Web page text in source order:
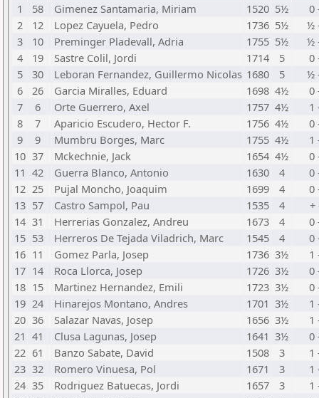
1
58 Gimenez Santamaria, Miriam 1520 5½
0
2
12 Lopez Cayuela, Pedro 1736 5½
½
3
10 Preminger Pladevall, Adria 1755 5½
½
4
19 Sastre Colil, Jordi 1714 5
0
5
30 Leboran Fernandez, Guillermo Nicolas 1680 5
½
6
26 Garcia Miralles, Eduard 1698 4½
0
7
6 Orte Guerrero, Axel 1757 4½
1
8
7 Aparicio Escudero, Hector F. 1756 4½
0
9
9 Mumbru Borges, Marc 1755 4½
1
10 37 Mckechnie, Jack 1654 4½
0
11 42 Guerra Blanco, Antonio 1630 4
0
12 25 Pujal Moncho, Joaquim 1699 4
0
13 57 Castro Sampol, Pau 1535 4
+
14 31 Herrerias Gonzalez, Andreu 1673 4
0
15 53 Herreros De Tejada Viladrich, Marc 1545 4
0
16 11 Gomez Parla, Josep 1736 3½
1
17 14 Roca Llorca, Josep 1726 3½
0
18 15 Martinez Hernandez, Emili 1723 3½
0
19 24 Hinarejos Montano, Andres 1701 3½
1
20 36 Salazar Navas, Josep 1656 3½
1
21 41 Clusa Lagunas, Josep 1641 3½
0
22 61 Banzo Sabate, David 1508 3
1
23 32 Romero Vinuesa, Pol 1671 3
1
24 35 Rodriguez Batuecas, Jordi 1657 3
1